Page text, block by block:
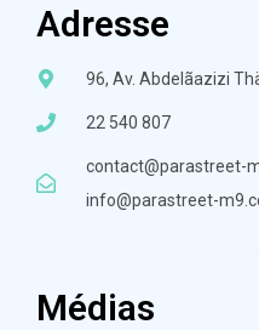
Adresse
96, Av. Abdelãazizi
22 540 807
contact@parastreet-
info@parastreet-
Médias